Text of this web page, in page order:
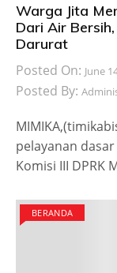
Warga Jita
Dari Air
Darurat
Posted On: June
Posted By:
pelayanan
Komisi III DPRK
BERANDA